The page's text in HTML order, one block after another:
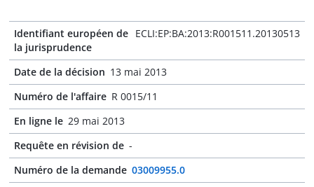
Identifiant européen de
la jurisprudence
ECLI:EP:BA:2013:R001511.20130513
Date de la décision 13 mai 2013
Numéro de l'affaire R 0015/11
En ligne le 29 mai 2013
Requête en révision de -
Numéro de la demande 03009955.0